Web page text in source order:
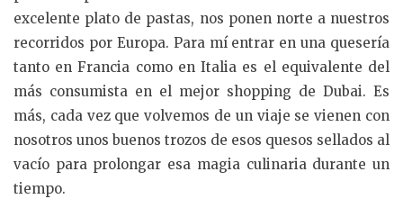
excelente plato de pastas, nos ponen norte a nuestros
recorridos por Europa. Para mí entrar en una quesería
tanto en Francia como en Italia es el equivalente del
más consumista en el mejor shopping de Dubai. Es
más, cada vez que volvemos de un viaje se vienen con
nosotros unos buenos trozos de esos quesos sellados al
vacío para prolongar esa magia culinaria durante un
tiempo.